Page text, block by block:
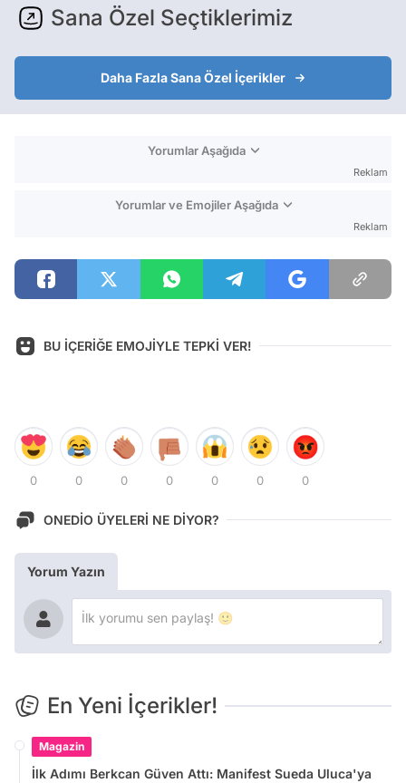
Sana Özel Seçtiklerimiz
Daha Fazla Sana Özel İçerikler
Yorumlar Aşağıda
Reklam
Yorumlar ve Emojiler Aşağıda
Reklam
BU İÇERİĞE EMOJİYLE TEPKİ VER!
0 0 0 0 0 0 0
ONEDİO ÜYELERİ NE DİYOR?
Yorum Yazın
En Yeni İçerikler!
Magazin
İlk Adımı Berkcan Güven Attı: Manifest Sueda Uluca'ya